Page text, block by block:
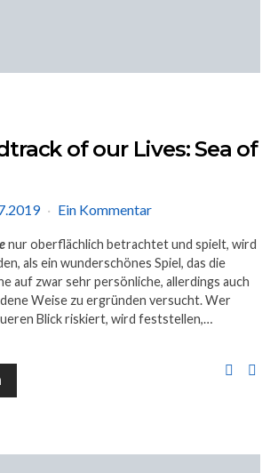
of our Lives: Sea of
Ein Kommentar
nur oberflächlich betrachtet und spielt, wird
als ein wunderschönes Spiel, das die
auf zwar sehr persönliche, allerdings auch
Weise zu ergründen versucht. Wer
Blick riskiert, wird feststellen,…